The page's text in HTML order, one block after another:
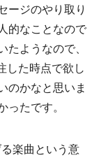
ージのやり取り
的なことなので
ようなので、
した時点で欲し
のかなと思いま
たです。
楽曲という意